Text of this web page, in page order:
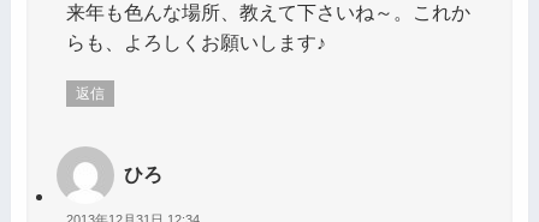
来年も色んな場所、教えて下さいね～。これか
らも、よろしくお願いします♪
返信
ひろ